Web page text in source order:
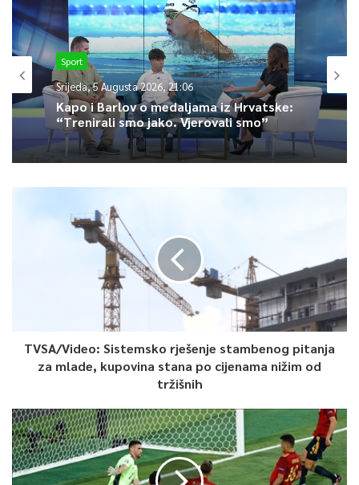
po tri, a Mađarska jedan bod.
U zadnjem kolu, 23. juna, Njemačka se u Munchenu sastaje sa
Mađarskom, a Francuska u Budimpešti igra sa Portugalom.
0
Article Rating
Sport
Srijeda, 5 Augusta 2026, 21:06
Kapo i Barlov o medaljama iz Hrvatske:
“Trenirali smo jako. Vjerovali smo”
TVSA/Video: Sistemsko rješenje stambenog pitanja
za mlade, kupovina stana po cijenama nižim od
tržišnih